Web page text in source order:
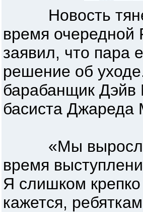
Новость
время очередной
заявил, что пара
решение об
барабанщик Дэйв
басиста Джареда
«Мы выросли
время
Я слишком
кажется,